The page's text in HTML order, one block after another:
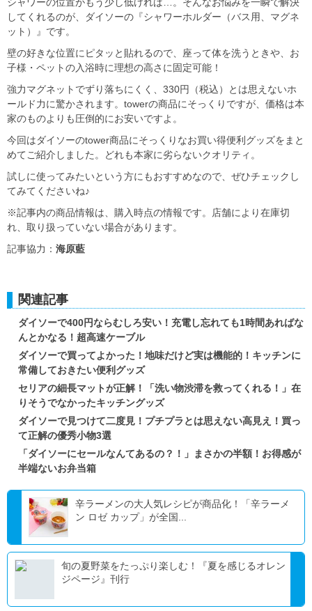
してくれるのが、ダイソーの『シャワーホルダー（バス用、マグネ
ット）』です。
壁の好きな位置にピタッと貼れるので、座って体を洗うときや、お
子様・ペットの入浴時に理想の高さに固定可能！
強力マグネットでずり落ちにくく、330円（税込）とは思えないホ
ールド力に驚かされます。towerの商品にそっくりですが、価格は本
家のものよりも圧倒的にお安いですよ。
今回はダイソーのtower商品にそっくりなお買い得便利グッズをまと
めてご紹介しました。どれも本家に劣らないクオリティ。
試しに使ってみたいという方にもおすすめなので、ぜひチェックし
てみてくださいね♪
※記事内の商品情報は、購入時点の情報です。店舗により在庫切
れ、取り扱っていない場合があります。
記事協力： 海原藍
関連記事
ダイソーで400円ならむしろ安い！充電し忘れても1時間あればな
んとかなる！超高速ケーブル
ダイソーで買ってよかった！地味だけど実は機能的！キッチンに
常備しておきたい便利グッズ
セリアの細長マットが正解！「洗い物渋滞を救ってくれる！」在
りそうでなかったキッチングッズ
ダイソーで見つけて二度見！プチプラとは思えない高見え！買っ
て正解の優秀小物3選
「ダイソーにセールなんてあるの？！」まさかの半額！お得感が
半端ないお弁当箱
辛ラーメンの大人気レシピが商品化！「辛ラーメ
ン ロゼ カップ」が全国...
旬の夏野菜をたっぷり楽しむ！『夏を感じるオレン
ジページ』刊行